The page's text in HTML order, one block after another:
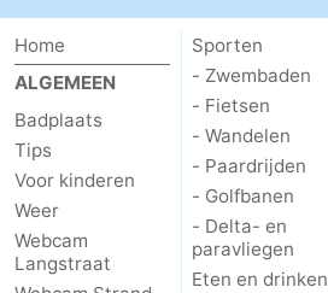
Home
ALGEMEEN
Badplaats
Tips
Voor kinderen
Weer
Webcam
Langstraat
Sporten
- Zwembaden
- Fietsen
- Wandelen
- Paardrijden
- Golfbanen
- Delta- en
paravliegen
Eten en drinken